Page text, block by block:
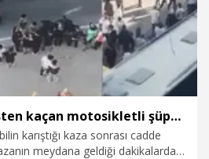
Sultangazi'de polisten kaçan motosikletli şüpheli kazaya denk gelince yakalandı
karıştığı kaza sonrası cadde
meydana geldiği dakikalarda